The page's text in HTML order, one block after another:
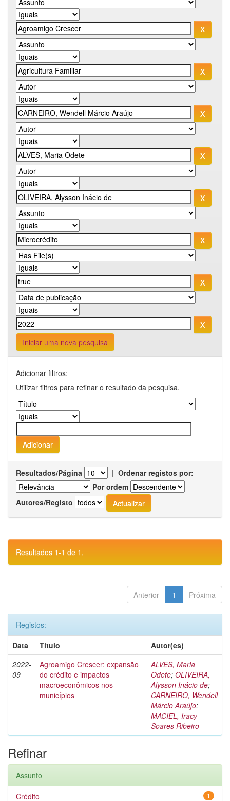
Iniciar uma nova pesquisa
Adicionar filtros:
Utilizar filtros para refinar o resultado da pesquisa.
Resultados/Página | Ordenar registos por:
Por ordem
Autores/Registo
Resultados 1-1 de 1.
Anterior 1 Próxima
Registos:
Data
Título
Autor(es)
2022-
09
Agroamigo Crescer: expansão
do crédito e impactos
macroeconômicos nos
municípios
ALVES, Maria
Odete; OLIVEIRA,
Alysson Inácio de;
CARNEIRO, Wendell
Márcio Araújo;
MACIEL, Iracy
Soares Ribeiro
Refinar
Assunto
1
Crédito